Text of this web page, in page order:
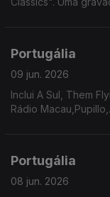
Portugália
09 jun. 2026
Inclui A Sul, Them
Rádio
Portugália
08 jun. 2026